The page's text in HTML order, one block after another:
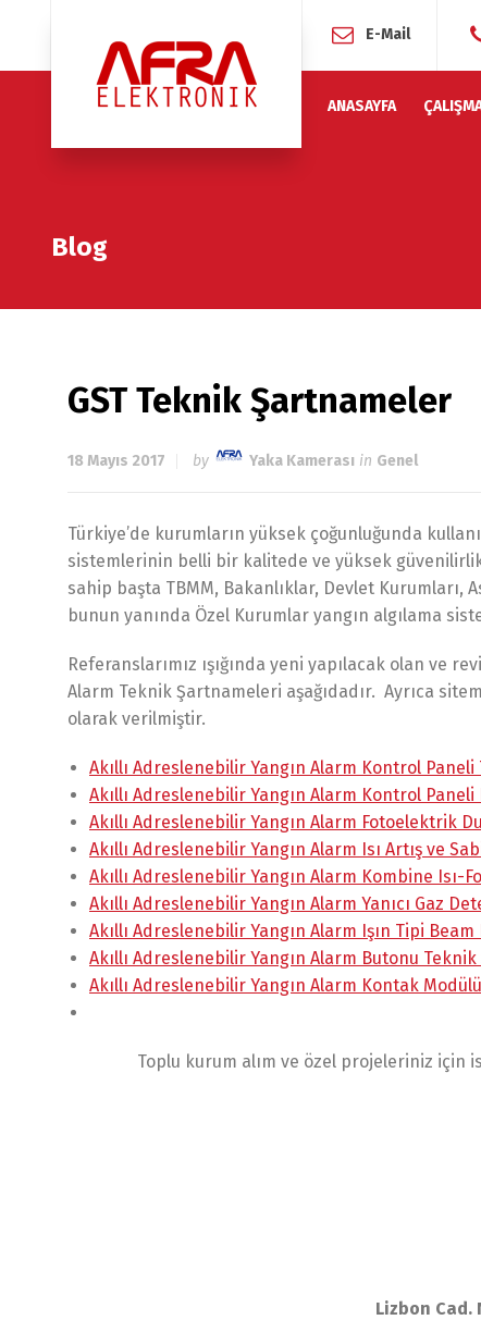
E-Mail
ANASAYFA
Blog
GST Teknik Şartnameler
18 Mayıs 2017 by Yaka Kamerası in Genel
Türkiye’de kurumların yüksek çoğunluğunda
sistemlerinin belli bir kalitede ve yüksek
sahip başta TBMM, Bakanlıklar, Devlet Kurumları,
bunun yanında Özel Kurumlar yangın algılama
Referanslarımız ışığında yeni yapılacak olan ve
Alarm Teknik Şartnameleri aşağıdadır. Ayrıca
olarak verilmiştir.
Akıllı Adreslenebilir Yangın Alarm Kontrol
Akıllı Adreslenebilir Yangın Alarm Kontrol
Akıllı Adreslenebilir Yangın Alarm Fotoelektrik
Akıllı Adreslenebilir Yangın Alarm Isı Artış ve
Akıllı Adreslenebilir Yangın Alarm Kombine
Akıllı Adreslenebilir Yangın Alarm Yanıcı Gaz
Akıllı Adreslenebilir Yangın Alarm Işın Tipi
Akıllı Adreslenebilir Yangın Alarm Butonu
Akıllı Adreslenebilir Yangın Alarm Kontak
Toplu kurum alım ve özel projeleriniz için
Lizbon Cad.